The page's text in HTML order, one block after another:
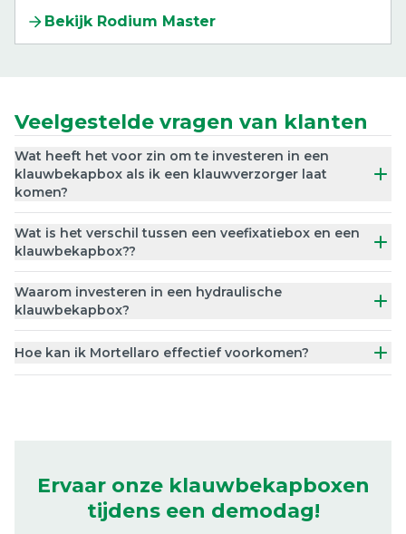
Bekijk Rodium Master
Veelgestelde vragen van klanten
Wat heeft het voor zin om te investeren in een
klauwbekapbox als ik een klauwverzorger laat
komen?
Wat is het verschil tussen een veefixatiebox en een
klauwbekapbox??
Waarom investeren in een hydraulische
klauwbekapbox?
Hoe kan ik Mortellaro effectief voorkomen?
Ervaar onze klauwbekapboxen
tijdens een demodag!